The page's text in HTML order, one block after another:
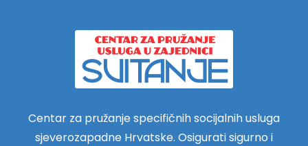
Centar za pružanje specifičnih socijalnih usluga
sjeverozapadne Hrvatske. Osigurati sigurno i